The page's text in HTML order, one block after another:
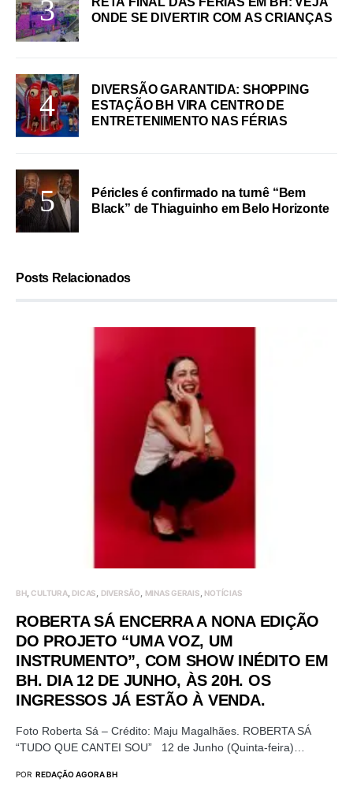
ONDE SE DIVERTIR COM AS CRIANÇAS
DIVERSÃO GARANTIDA: SHOPPING
ESTAÇÃO BH VIRA CENTRO DE
ENTRETENIMENTO NAS FÉRIAS
Péricles é confirmado na turnê “Bem
Black” de Thiaguinho em Belo Horizonte
Posts Relacionados
BH CULTURA DICAS DIVERSÃO MINAS GERAIS NOTÍCIAS
ROBERTA SÁ ENCERRA A NONA EDIÇÃO
DO PROJETO “UMA VOZ, UM
INSTRUMENTO”, COM SHOW INÉDITO EM
BH. DIA 12 DE JUNHO, ÀS 20H. OS
INGRESSOS JÁ ESTÃO À VENDA.
Foto Roberta Sá – Crédito: Maju Magalhães. ROBERTA SÁ
“TUDO QUE CANTEI SOU” 12 de Junho (Quinta-feira)…
POR REDAÇÃO AGORA BH